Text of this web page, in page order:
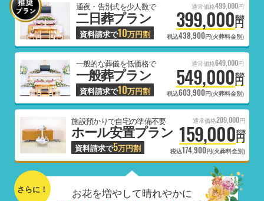
通夜・告別式を少人数で
二日葬プラン
資料請求で10万円割
通常価格499,000円
399,000円
税抜
税込438,900円(火葬料金別)
一般的な葬儀を低価格で
一般葬プラン
資料請求で10万円割
通常価格649,000円
549,000円
税抜
税込603,900円(火葬料金別)
施設預かりで自宅の準備不要
ホール安置プラン
資料請求で5万円割
通常価格209,000円
159,000円
税抜
税込174,900円(火葬料金別)
さらに！ お花を増やして晴れやかに